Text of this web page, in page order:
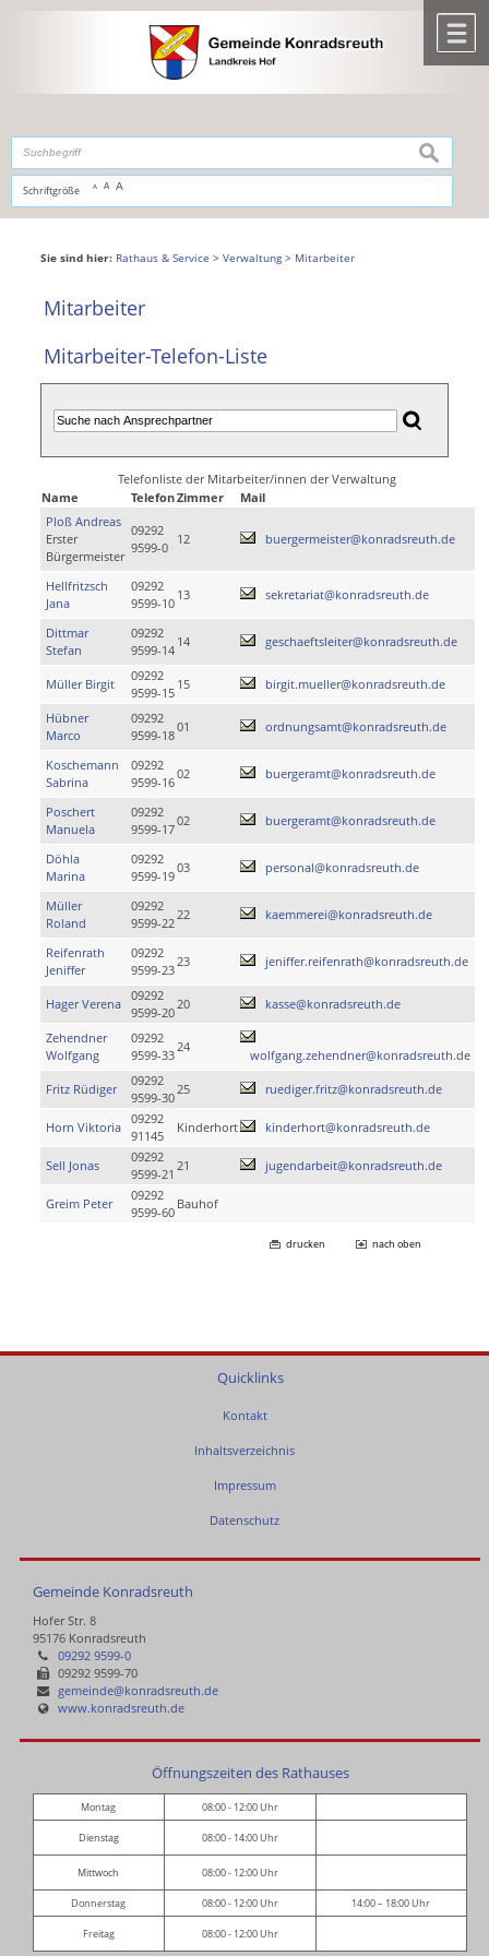
,zur Navigationoderzur Startseitespringen.
Schriftgröße A A A
suchen
Sie sind hier: Rathaus & Service > Verwaltung> Mitarbeiter
Mitarbeiter
Mitarbeiter-Telefon-Liste
Telefonliste der Mitarbeiter/innen der Verwaltung
Name
TelefonZimmer
Mail
Ploß Andreas
Erster
Bürgermeister
09292
9599-0
12 buergermeister@konradsreuth.de
Hellfritzsch
Jana
09292
9599-10
13 sekretariat@konradsreuth.de
Dittmar
Stefan
09292
9599-14
14 geschaeftsleiter@konradsreuth.de
Müller Birgit
09292
9599-15
15 birgit.mueller@konradsreuth.de
Hübner
Marco
09292
9599-18
01 ordnungsamt@konradsreuth.de
Koschemann
Sabrina
09292
9599-16
02 buergeramt@konradsreuth.de
Poschert
Manuela
09292
9599-17
02 buergeramt@konradsreuth.de
Döhla
Marina
09292
9599-19
03 personal@konradsreuth.de
Müller
Roland
09292
9599-22
22 kaemmerei@konradsreuth.de
Reifenrath
Jeniffer
09292
9599-23
23 jeniffer.reifenrath@konradsreuth.de
Hager Verena
09292
9599-20
20 kasse@konradsreuth.de
Zehendner
Wolfgang
09292
9599-33
24
wolfgang.zehendner@konradsreuth.de
Fritz Rüdiger
09292
9599-30
25 ruediger.fritz@konradsreuth.de
Horn Viktoria
09292
91145
Kinderhort kinderhort@konradsreuth.de
Sell Jonas
09292
9599-21
21 jugendarbeit@konradsreuth.de
Greim Peter
09292
9599-60
Bauhof
drucken nach oben
Quicklinks
Kontakt
Inhaltsverzeichnis
Impressum
Datenschutz
Gemeinde Konradsreuth
Hofer Str. 8
95176 Konradsreuth
09292 9599-0
09292 9599-70
gemeinde@konradsreuth.de
www.konradsreuth.de
Öffnungszeiten des Rathauses
Montag 08:00 - 12:00 Uhr
Dienstag 08:00 - 14:00 Uhr
Mittwoch 08:00 - 12:00 Uhr
Donnerstag 08:00 - 12:00 Uhr 14:00 – 18:00 Uhr
Freitag 08:00 - 12:00 Uhr